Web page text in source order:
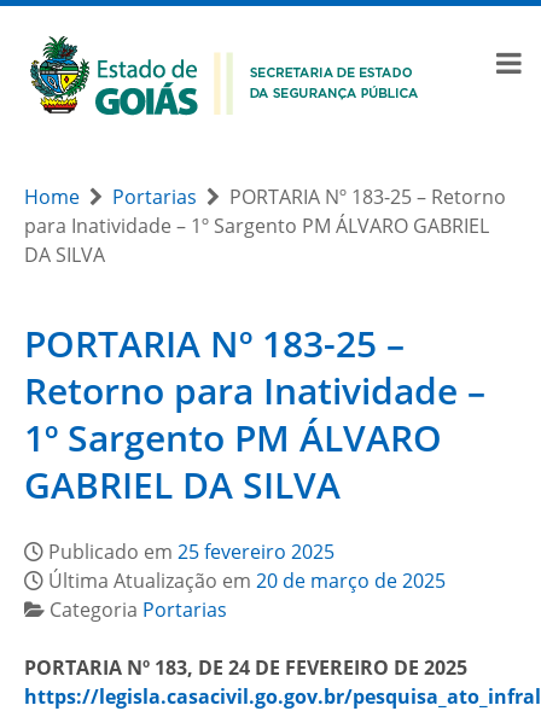
Home Portarias
PORTARIA Nº 183-25 – Retorno
para Inatividade – 1º Sargento PM ÁLVARO GABRIEL
DA SILVA
PORTARIA Nº 183-25 –
Retorno para Inatividade –
1º Sargento PM ÁLVARO
GABRIEL DA SILVA
Publicado em 25 fevereiro 2025
Última Atualização em 20 de março de 2025
Categoria Portarias
PORTARIA Nº 183, DE 24 DE FEVEREIRO DE 2025
https://legisla.casacivil.go.gov.br/